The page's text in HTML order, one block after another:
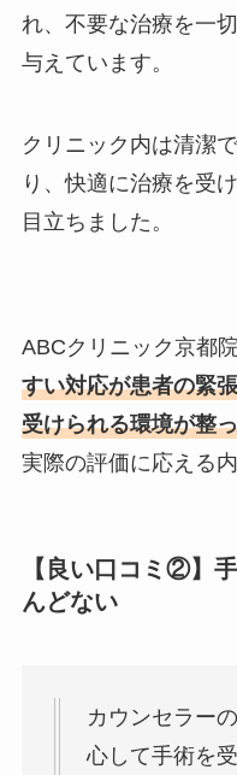
れ、不要な治療を一
与えています。
クリニック内は清潔
り、快適に治療を受
目立ちました。
ABCクリニック京都院
すい対応が患者の緊
受けられる環境が整
実際の評価に応える
【良い口コミ②】
んどない
カウンセラー
心して手術を